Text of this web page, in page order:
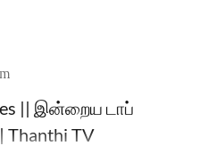
|| இன்றைய டாப்
TV